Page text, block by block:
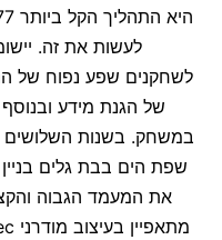
לעשות את זה.
לשחקנים שפע נפוח של
של הגנת מידע
שפת הים בבת גלים
את המעמד הגבוה